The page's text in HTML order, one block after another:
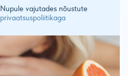
Nupule vajutades nõustute
privaatsuspoliitikaga